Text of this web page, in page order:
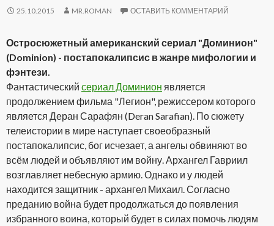
25.10.2015 MR.ROMAN ОСТАВИТЬ КОММЕНТАРИЙ
Остросюжетный американский сериал "Доминион"
(Dominion) - постапокалипсис в жанре мифологии и
фэнтези.
Фантастический сериал Доминион является
продолжением фильма "Легион", режиссером которого
является Деран Сарафян (Deran Sarafian). По сюжету
телеистории в мире наступает своеобразный
постапокалипсис, бог исчезает, а ангелы обвиняют во
всём людей и объявляют им войну. Архангел Гавриил
возглавляет небесную армию. Однако и у людей
находится защитник - архангел Михаил. Согласно
преданию война будет продолжаться до появления
избранного воина, который будет в силах помочь людям